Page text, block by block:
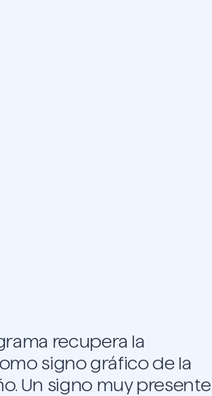
recupera la
signo gráfico de la
Un signo muy presente